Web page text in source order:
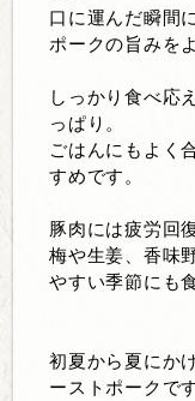
口に運んだ瞬間
ポークの旨みを
しっかり食べ応
っぱり。
ごはんにもよく
すめです。
豚肉には疲労回
梅や生姜、香味
やすい季節にも
初夏から夏にか
ーストポークです